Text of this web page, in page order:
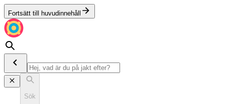
Fortsätt till huvudinnehåll
Sök